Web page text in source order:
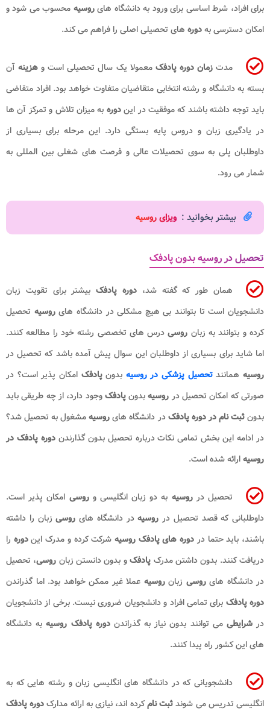
برای افراد، شرط اساسی برای ورود به دانشگاه هایروسیه محسوب می شود و
امکان دسترسی بهدوره های تحصیلی اصلی را فراهم می کند.
مدتزمان دوره پادفک معمولا یک سال تحصیلی است و هزینهآن
بسته به دانشگاه و رشته انتخابی متقاضیان متفاوت خواهد بود. افراد متقاضی
باید توجه داشته باشند که موفقیت در ایندوره به میزان تلاش و تمرکز آن ها
در یادگیری زبان و دروس پایه بستگی دارد. این مرحله برای بسیاری از
داوطلبان پلی به سوی تحصیلات عالی و فرصت های شغلی بین المللی به
شمار می رود.
بیشتر بخوانید : ویزای روسیه
تحصیل در روسیه بدون پادفک
همان طور که گفته شد، دوره پادفکبیشتر برای تقویت زبان
دانشجویان است تا بتوانند بی هیچ مشکلی در دانشگاه هایروسیه تحصیل
کرده و بتوانند به زبان روسی درس های تخصصی رشته خود را مطالعه کنند.
اما شاید برای بسیاری از داوطلبان این سوال پیش آمده باشد که تحصیل در
روسیه همانندتحصیل پزشکی در روسیه بدونپادفکامکان پذیر است؟ در
صورتی که امکان تحصیل در روسیهبدونپادفکوجود دارد، از چه طریقی باید
بدونثبت نام در دوره پادفکدر دانشگاه هایروسیهمشغول به تحصیل شد؟
در ادامه این بخش تمامی نکات درباره تحصیل بدون گذارندندوره پادفک در
روسیهارائه شده است.
تحصیل درروسیه به دو زبان انگلیسی وروسی امکان پذیر است.
داوطلبانی که قصد تحصیل در روسیهدر دانشگاه های روسی زبان را داشته
باشند، باید حتما در دوره های پادفک روسیهشرکت کرده و مدرک ایندوره را
دریافت کنند. بدون داشتن مدرک پادفکو بدون دانستن زبان روسی، تحصیل
در دانشگاه هایروسی زبانروسیه عملا غیر ممکن خواهد بود. اما گذراندن
دوره پادفک برای تمامی افراد و دانشجویان ضروری نیست. برخی از دانشجویان
درشرایطیمی توانند بدون نیاز به گذراندندوره پادفک روسیهبه دانشگاه
های این کشور راه پیدا کنند.
دانشجویانی که در دانشگاه های انگلیسی زبان و رشته هایی که به
انگلیسی تدریس می شوندثبت نامکرده اند، نیازی به ارائه مدارکدوره پادفک